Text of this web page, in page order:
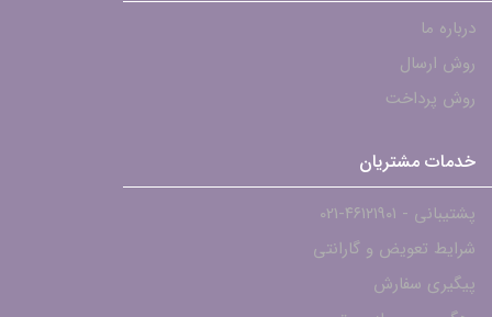
درباره ما
روش ارسال
روش پرداخت
خدمات مشتریان
پشتیبانی - ۴۶۱۲۱۹۰۱-021
شرایط تعویض و گارانتی
پیگیری سفارش